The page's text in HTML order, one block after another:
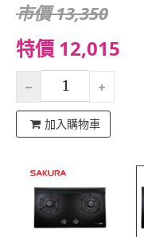
市價 13,350
特價 12,015
加入購物車